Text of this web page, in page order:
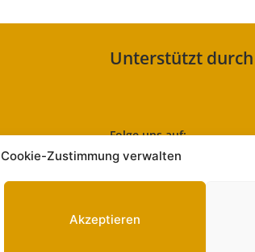
Cookie-Zustimmung verwalten
Akzeptieren
Unterstützt durch
Folge uns auf: